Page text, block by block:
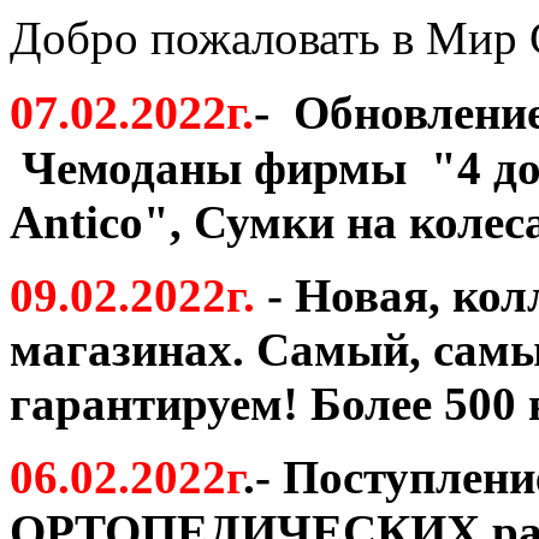
Добро пожаловать в
07.02.2022г.-
Чемоданы фирмы "4
Antico", Сумки на
09.02.2022г. - Новая,
магазинах. Самый,
гарантируем! Более 500
06.02.2022г.-